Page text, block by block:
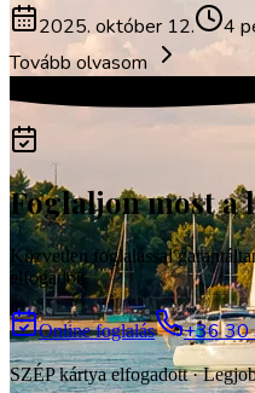
Vendégház
2025. október 12.
4
Tovább olvasom
Foglaljon most a
Közvetlen foglalással
elfogadott.
Online foglalás +36 30
SZÉP kártya elfogadott ·